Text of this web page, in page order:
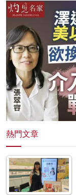
熱門文章